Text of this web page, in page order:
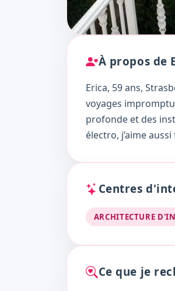
À propos de
Erica, 59 ans,
voyages
profonde et des
électro, j’aime
Centres
ARCHITECTURE
Ce que je